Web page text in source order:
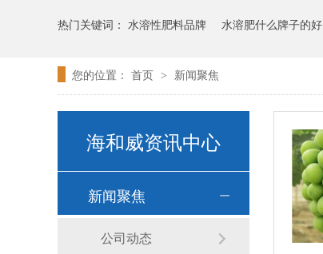
热门关键词： 水溶性肥料品牌 水溶肥什么牌子的好
您的位置： 首页 > 新闻聚焦
海和威资讯中心
新闻聚焦
公司动态